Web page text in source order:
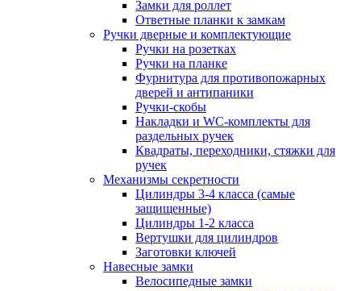
Замки для роллет
Ответные планки к замкам
Ручки дверные и комплектующие
Ручки на розетках
Ручки на планке
Фурнитура для противопожарных
дверей и антипаники
Ручки-скобы
Накладки и WC-комплекты для
раздельных ручек
Квадраты, переходники, стяжки для
ручек
Механизмы секретности
Цилиндры 3-4 класса (самые
защищенные)
Цилиндры 1-2 класса
Вертушки для цилиндров
Заготовки ключей
Навесные замки
Велосипедные замки